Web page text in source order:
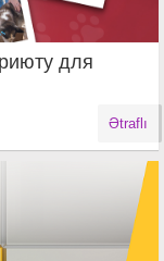
для
Ətraflı